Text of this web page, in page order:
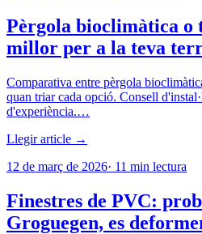
Pèrgola bioclimàtica o
millor per a la teva
Comparativa entre pèrgola
quan triar cada opció. Consell
d'experiència.…
Llegir article →
12 de març de 2026· 11 min lectura
Finestres de PVC:
Groguegen, es